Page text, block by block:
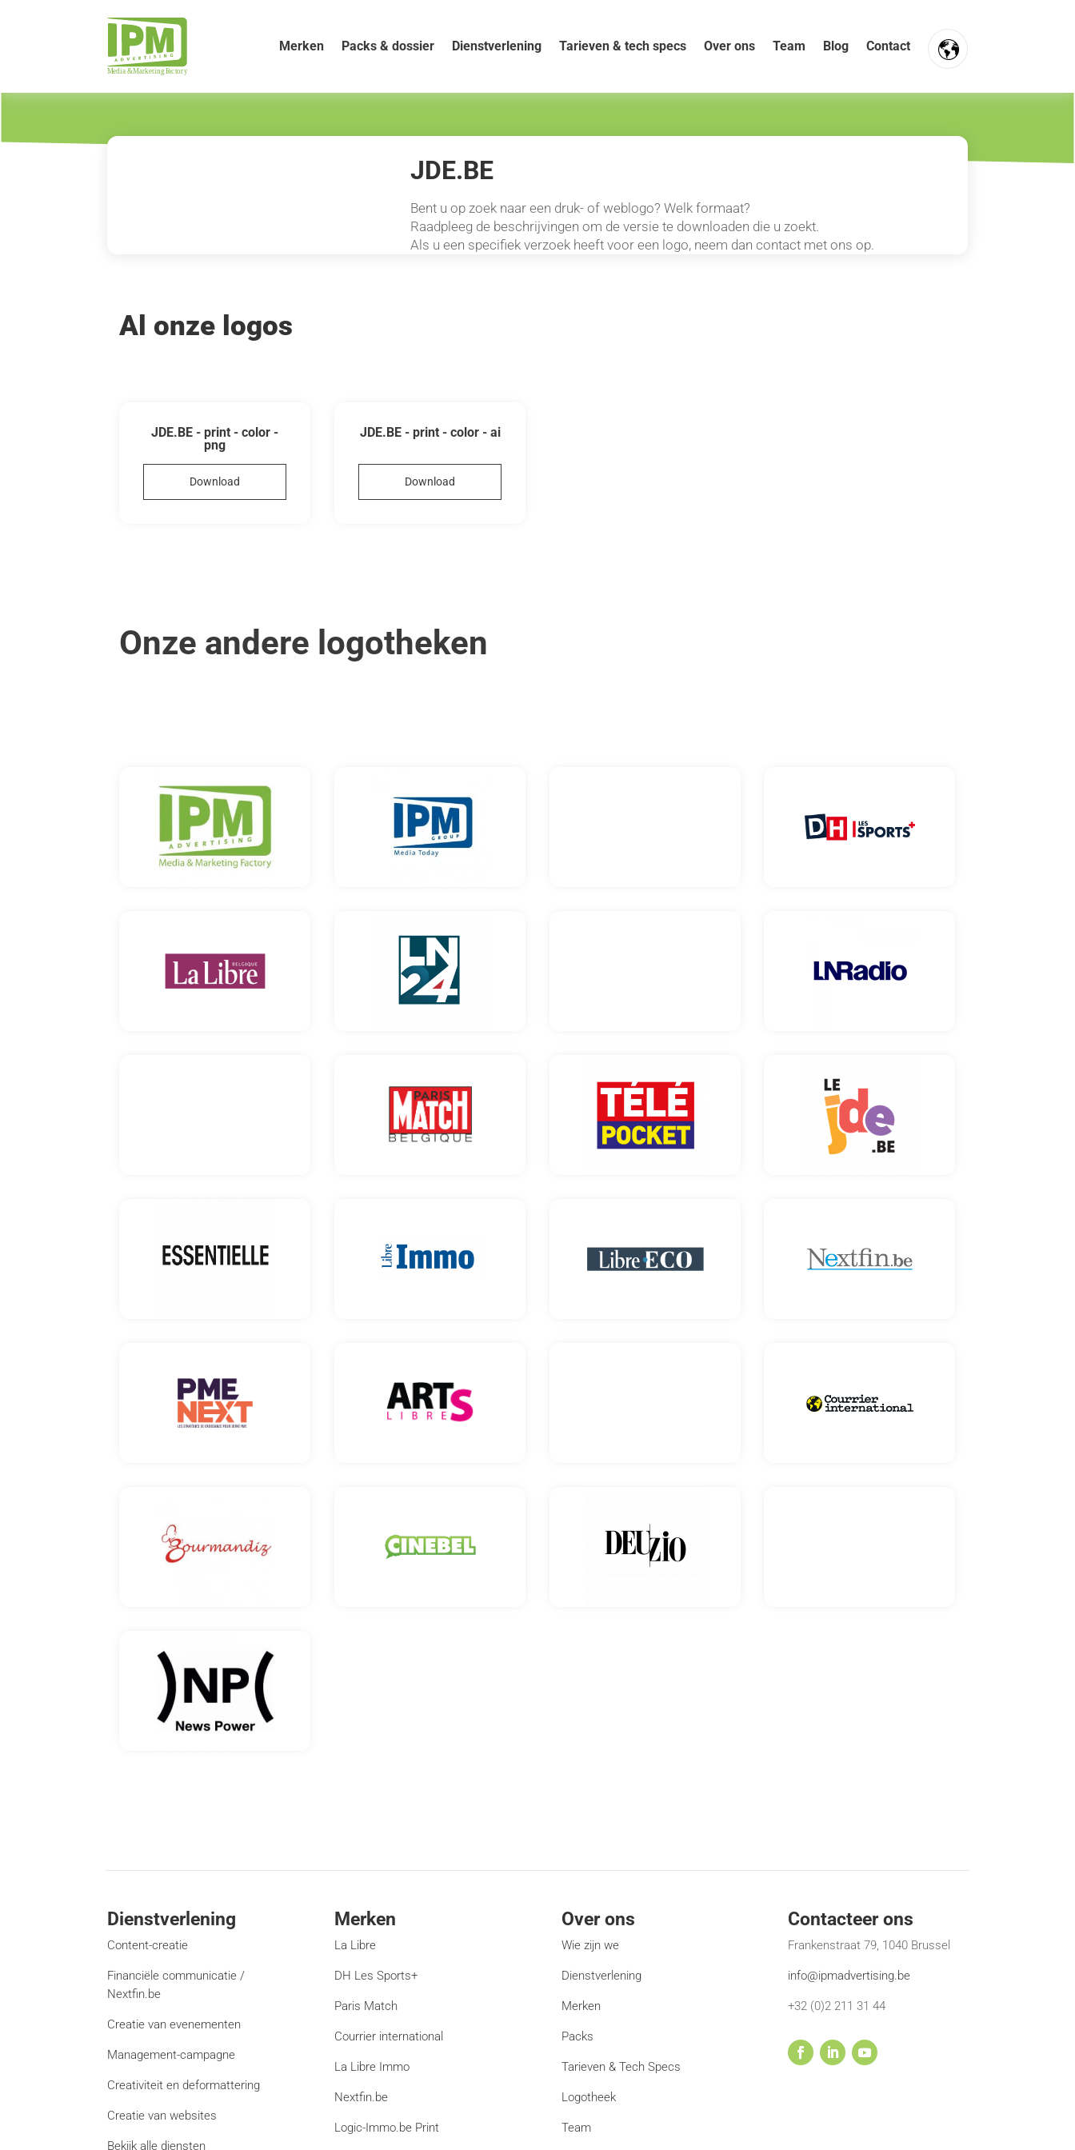
Merken Packs & dossier Dienstverlening Tarieven & tech specs Over ons Team Blog Contact
FR
JDE.BE
Bent u op zoek naar een druk- of weblogo? Welk formaat?
Raadpleeg de beschrijvingen om de versie te downloaden die u zoekt.
Als u een specifiek verzoek heeft voor een logo, neem dan contact met ons op.
Al onze logos
JDE.BE - print - color -
png
Download
JDE.BE - print - color - ai
Download
Onze andere logotheken
Dienstverlening
Content-creatie
Financiële communicatie /
Nextfin.be
Creatie van evenementen
Management-campagne
Creativiteit en deformattering
Creatie van websites
Bekijk alle diensten
Merken
La Libre
DH Les Sports+
Paris Match
Courrier international
La Libre Immo
Nextfin.be
Logic-Immo.be Print
Over ons
Wie zijn we
Dienstverlening
Merken
Packs
Tarieven & Tech Specs
Logotheek
Team
Contacteer ons
Frankenstraat 79, 1040 Brussel
info@ipmadvertising.be
+32 (0)2 211 31 44